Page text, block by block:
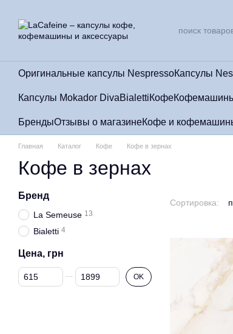
Оригинальные капсулы NespressoКапсулы
Капсулы Mokador DivaBialettiКофе
БрендыОтзывы о магазинеКофе и
Главная Каталог Кофе Кофе в зернах
Кофе в зернах
Сортировка:
Бренд
La Semeuse 13
Bialetti 4
Цена, грн
От Цена, грн
До Цена, грн OK